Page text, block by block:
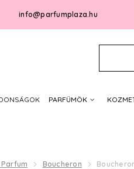
info@parfumplaza.hu
PARFÜMÖK
Parfum Boucheron